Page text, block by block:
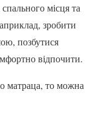
місця та
зробити
позбутися
відпочити.
матраца, то можна